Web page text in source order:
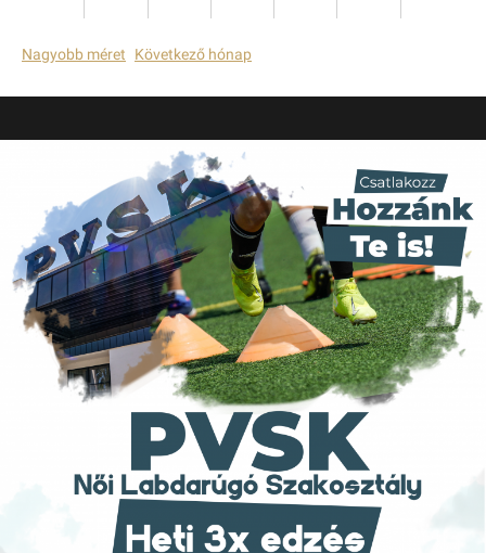
Nagyobb méret Következő hónap